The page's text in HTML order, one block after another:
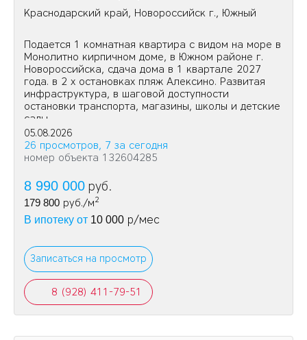
Краснодарский край, Новороссийск г., Южный
Подается 1 комнатная квартира с видом на море в
Монолитно кирпичном доме, в Южном районе г.
Новороссийска, сдача дома в 1 квартале 2027
года. в 2 х остановках пляж Алексино. Развитая
инфраструктура, в шаговой доступности
остановки транспорта, магазины, школы и детские
сады.
05.08.2026
26 просмотров, 7 за сегодня
номер объекта 132604285
8 990 000 руб.
179 800 руб./м2
В ипотеку от 10 000 р/мес
Записаться на просмотр
8 (928) 411-79-51